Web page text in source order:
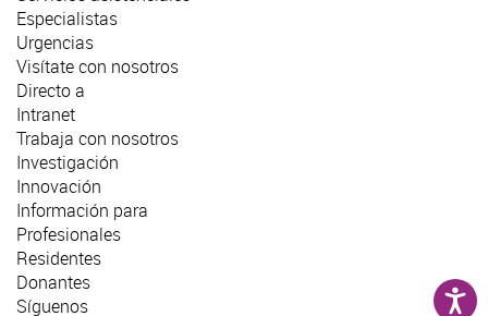
Especialistas
Urgencias
Visítate con nosotros
Directo a
Intranet
Trabaja con nosotros
Investigación
Innovación
Información para
Profesionales
Residentes
Donantes
Síguenos